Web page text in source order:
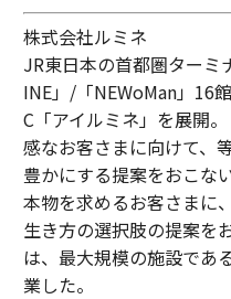
株式会社ルミネ
JR東日本の首都圏ターミ
INE」/「NEWoMan」16
C「アイルミネ」を展開
感なお客さまに向けて、
豊かにする提案をおこな
本物を求めるお客さまに
生き方の選択肢の提案を
は、最大規模の施設であ
業した。